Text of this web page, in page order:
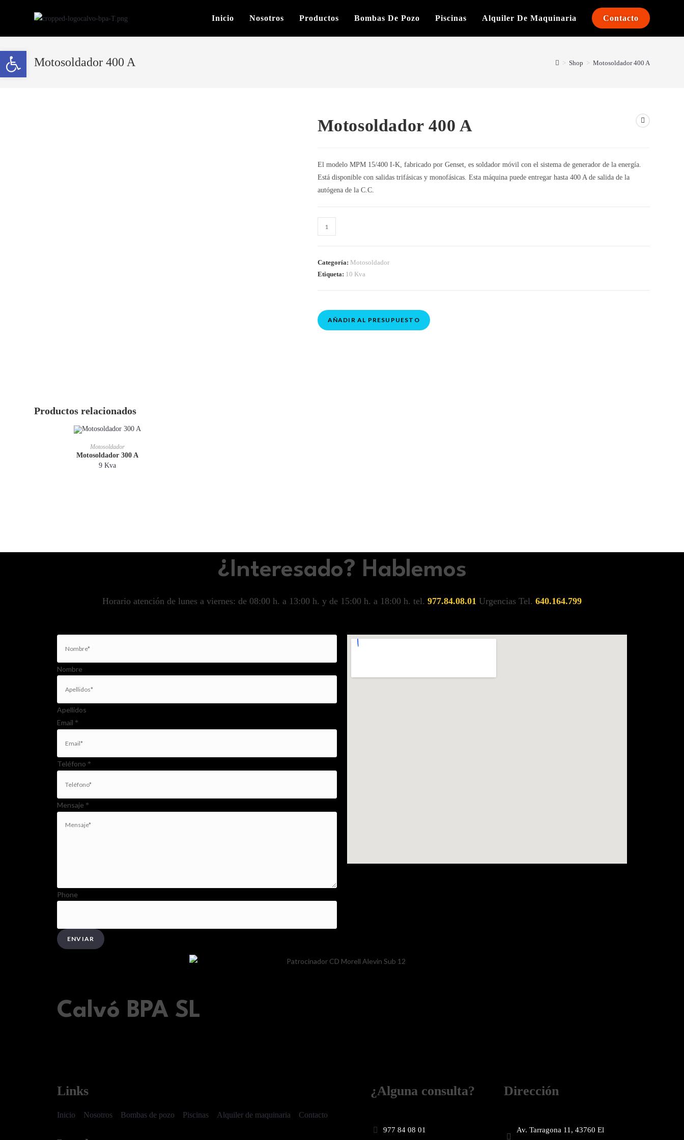
Inicio Nosotros Productos Bombas De Pozo Piscinas Alquiler De Maquinaria Contacto
Motosoldador 400 A > Shop > Motosoldador 400 A
Motosoldador 400 A
El modelo MPM 15/400 I-K, fabricado por Genset, es soldador móvil con el sistema de generador de la energía.
Está disponible con salidas trifásicas y monofásicas. Esta máquina puede entregar hasta 400 A de salida de la
autógena de la C.C.
Categoría: Motosoldador
Etiqueta: 10 Kva
AÑADIR AL PRESUPUESTO
Productos relacionados
9 Kva
Motosoldador
Motosoldador 300 A
¿Interesado? Hablemos
Horario atención de lunes a viernes: de 08:00 h. a 13:00 h. y de 15:00 h. a 18:00 h. tel. 977.84.08.01 Urgencias Tel. 640.164.799
Nombre
Apellidos
Email *
Teléfono *
Mensaje *
Phone
ENVIAR
Calvó BPA SL
Links
Inicio Nosotros Bombas de pozo Piscinas Alquiler de maquinaria Contacto
¿Alguna consulta?
977 84 08 01
Dirección
Av. Tarragona 11, 43760 El
Abrir barra de herramientas